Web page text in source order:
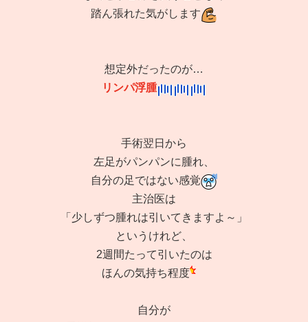
踏ん張れた気がします
想定外だったのが…
リンパ浮腫
手術翌日から
左足がパンパンに腫れ、
自分の足ではない感覚
主治医は
「少しずつ腫れは引いてきますよ～」
というけれど、
2週間たって引いたのは
ほんの気持ち程度
自分が